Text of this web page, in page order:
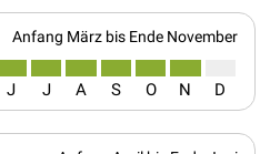
Anfang März bis Ende November
J J A S O N D